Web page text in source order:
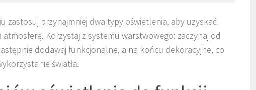
zastosuj przynajmniej dwa typy oświetlenia, aby uzyskać
i atmosferę. Korzystaj z systemu warstwowego: zaczynaj od
dodawaj funkcjonalne, a na końcu dekoracyjne, co
światła.